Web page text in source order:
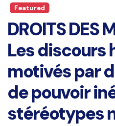
Featured
DROITS DES
Les discours
motivés par
de pouvoir
stéréotypes